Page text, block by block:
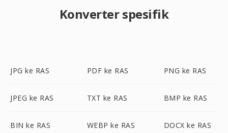
Konverter spesifik
JPG ke RAS PDF ke RAS PNG ke RAS
JPEG ke RAS TXT ke RAS BMP ke RAS
BIN ke RAS WEBP ke RAS DOCX ke RAS